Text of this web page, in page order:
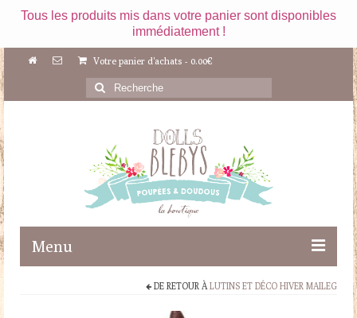
Tous les produits mis dans votre panier sont disponibles
immédiatement !
Votre panier d'achats - 0.00€
Rechercher
:
Menu
DE RETOUR À LUTINS ET DÉCO HIVER MAILEG